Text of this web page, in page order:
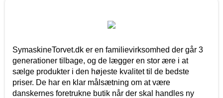
SymaskineTorvet.dk er en familievirksomhed der går 3
generationer tilbage, og de lægger en stor ære i at
sælge produkter i den højeste kvalitet til de bedste
priser. De har en klar målsætning om at være
danskernes foretrukne butik når der skal handles ny